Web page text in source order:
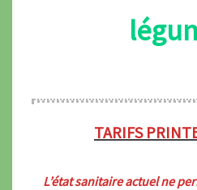
TARIFS
L’état sanitaire actuel ne